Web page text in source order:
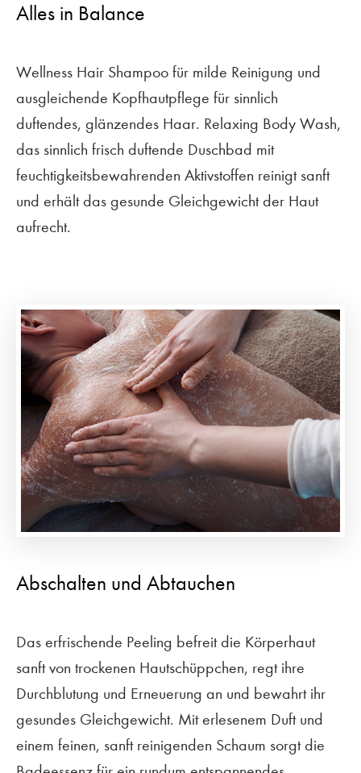
Alles in Balance
Wellness Hair Shampoo für milde Reinigung und
ausgleichende Kopfhautpflege für sinnlich
duftendes, glänzendes Haar. Relaxing Body Wash,
das sinnlich frisch duftende Duschbad mit
feuchtigkeitsbewahrenden Aktivstoffen reinigt sanft
und erhält das gesunde Gleichgewicht der Haut
aufrecht.
Abschalten und Abtauchen
Das erfrischende Peeling befreit die Körperhaut
sanft von trockenen Hautschüppchen, regt ihre
Durchblutung und Erneuerung an und bewahrt ihr
gesundes Gleichgewicht. Mit erlesenem Duft und
einem feinen, sanft reinigenden Schaum sorgt die